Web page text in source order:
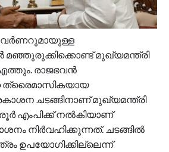
മഞ്ഞുരുക്കിക്കൊണ്ട് മുഖ്യമന്ത്രി
രാജഭവൻ
ത്രൈമാസികയായ
ചടങ്ങിനാണ് മുഖ്യമന്ത്രി
എംപിക്ക് നൽകിയാണ്
നിർവഹിക്കുന്നത്. ചടങ്ങിൽ
ഉപയോഗിക്കില്ലെന്ന്